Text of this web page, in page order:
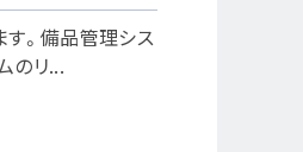
。備品管理シス
のリ...